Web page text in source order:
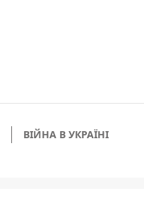
ВІЙНА В УКРАЇНІ